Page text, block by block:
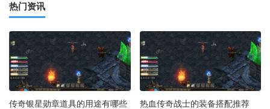
热门资讯
传奇银星勋章道具的用途有哪些 热血传奇战士的装备搭配推荐